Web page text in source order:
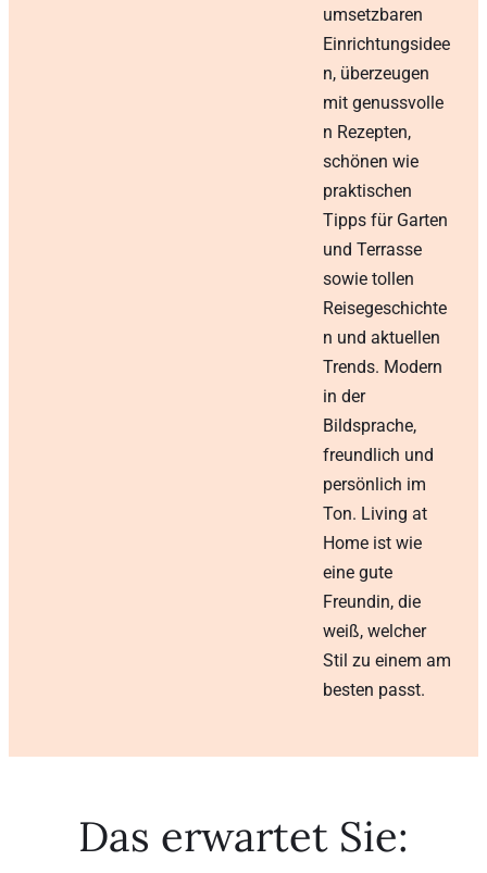
umsetzbaren
Einrichtungsidee
n, überzeugen
mit genussvolle
n Rezepten,
schönen wie
praktischen
Tipps für Garten
und Terrasse
sowie tollen
Reisegeschichte
n und aktuellen
Trends. Modern
in der
Bildsprache,
freundlich und
persönlich im
Ton. Living at
Home ist wie
eine gute
Freundin, die
weiß, welcher
Stil zu einem am
besten passt.
Das erwartet Sie: